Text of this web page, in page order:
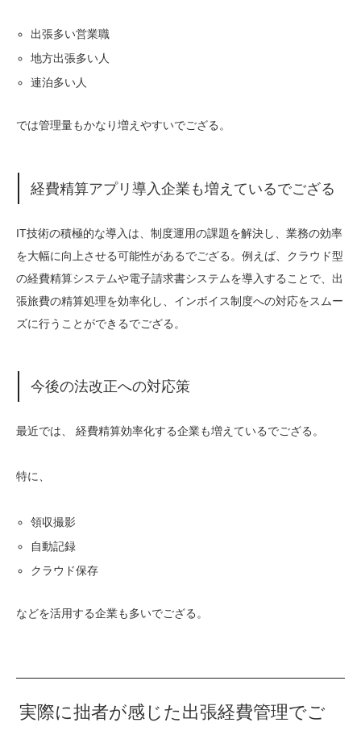
出張多い営業職
地方出張多い人
連泊多い人
では管理量もかなり増えやすいでござる。
経費精算アプリ導入企業も増えているでござる
IT技術の積極的な導入は、制度運用の課題を解決し、業務の効率
を大幅に向上させる可能性があるでござる。例えば、クラウド型
の経費精算システムや電子請求書システムを導入することで、出
張旅費の精算処理を効率化し、インボイス制度への対応をスムー
ズに行うことができるでござる。
今後の法改正への対応策
最近では、 経費精算効率化する企業も増えているでござる。
特に、
領収撮影
自動記録
クラウド保存
などを活用する企業も多いでござる。
実際に拙者が感じた出張経費管理でご